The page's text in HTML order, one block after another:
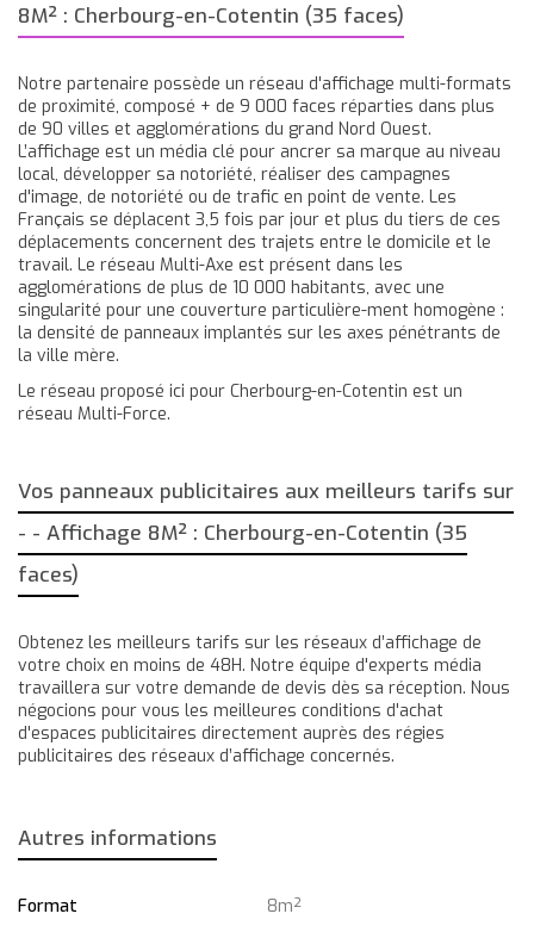
8M² : Cherbourg-en-Cotentin (35 faces)
Notre partenaire possède un réseau d'affichage multi-formats
de proximité, composé + de 9 000 faces réparties dans plus
de 90 villes et agglomérations du grand Nord Ouest.
L’affichage est un média clé pour ancrer sa marque au niveau
local, développer sa notoriété, réaliser des campagnes
d'image, de notoriété ou de trafic en point de vente. Les
Français se déplacent 3,5 fois par jour et plus du tiers de ces
déplacements concernent des trajets entre le domicile et le
travail. Le réseau Multi-Axe est présent dans les
agglomérations de plus de 10 000 habitants, avec une
singularité pour une couverture particulière-ment homogène :
la densité de panneaux implantés sur les axes pénétrants de
la ville mère.
Le réseau proposé ici pour Cherbourg-en-Cotentin est un
réseau Multi-Force.
Vos panneaux publicitaires aux meilleurs tarifs sur
- - Affichage 8M² : Cherbourg-en-Cotentin (35
faces)
Obtenez les meilleurs tarifs sur les réseaux d’affichage de
votre choix en moins de 48H. Notre équipe d'experts média
travaillera sur votre demande de devis dès sa réception. Nous
négocions pour vous les meilleures conditions d'achat
d'espaces publicitaires directement auprès des régies
publicitaires des réseaux d’affichage concernés.
Autres informations
Format
8m²